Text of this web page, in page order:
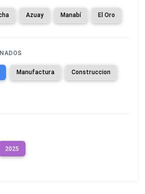
Azuay Manabí El Oro
Manufactura Construccion
2025